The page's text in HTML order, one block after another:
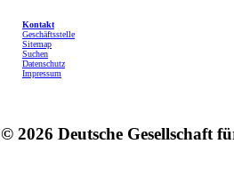
Kontakt
Geschäftsstelle
Sitemap
Suchen
Datenschutz
Impressum
© 2026 Deutsche Gesellschaft